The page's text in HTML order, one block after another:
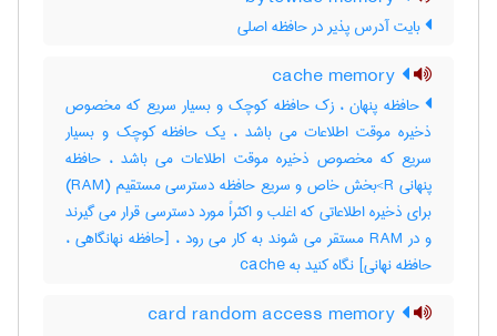
بایت آدرس پذیر در حافظه اصلی
حافظه پنهان ، زک حافظه کوچک و بسیار سریع که مخصوص
ذخیره موقت اطلاعات می باشد ، یک حافظه کوچک و بسیار
سریع که مخصوص ذخیره موقت اطلاعات می باشد ، حافظه
پنهانی R>بخش خاص و سریع حافظه دسترسی مستقیم (RAM)
برای ذخیره اطلاعاتی که اغلب و اکثراً مورد دسترسی قرار می گیرند
و در RAM مستقر می شوند به کار می رود ، [حافظه نهانگاهی ،
حافظه نهانی] نگاه کنید به ‎ cache